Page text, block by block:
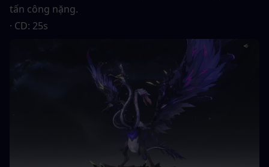
tấn công nặng.
· CD: 25s